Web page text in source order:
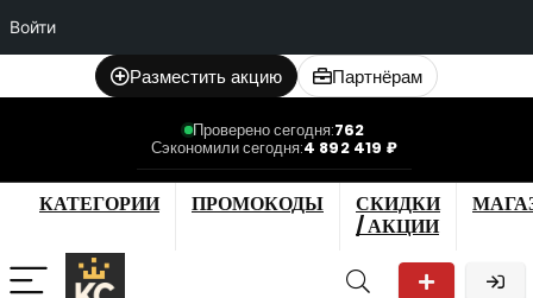
Войти
Разместить акцию Партнёрам
Проверено сегодня:762
Сэкономили сегодня:4 892 419 ₽
КАТЕГОРИИ ПРОМОКОДЫ
СКИДКИ
/ АКЦИИ